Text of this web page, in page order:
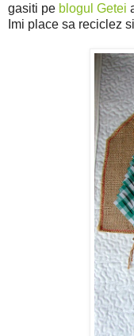
gasiti pe blogul Getei
Imi place sa reciclez